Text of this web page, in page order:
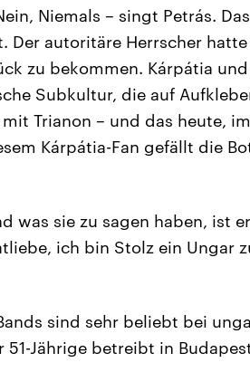
Niemals – singt Petrás.
Der autoritäre Herrscher
zu bekommen. Kárpátia
Subkultur, die auf
Trianon – und das heute,
Kárpátia-Fan gefällt die
was sie zu sagen haben, ist
ich bin Stolz ein Ungar
sind sehr beliebt bei
51-Jährige betreibt in